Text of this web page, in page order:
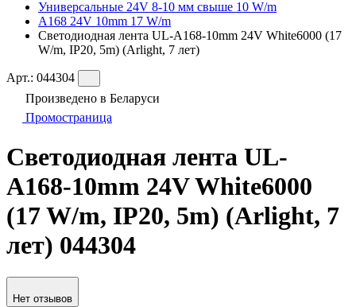
Универсальные 24V 8-10 мм свыше 10 W/m
A168 24V 10mm 17 W/m
Светодиодная лента UL-A168-10mm 24V White6000 (17
W/m, IP20, 5m) (Arlight, 7 лет)
Арт.: 044304
Произведено в Беларуси
Промостраница
Светодиодная лента UL-
A168-10mm 24V White6000
(17 W/m, IP20, 5m) (Arlight, 7
лет) 044304
Нет отзывов